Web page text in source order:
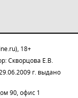
18+
Скворцова Е.В.
г. выдано
90, офис 1